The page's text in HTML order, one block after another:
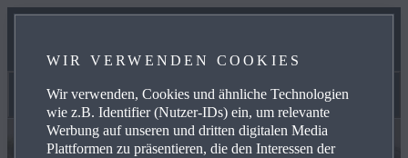
Lagerfahrzeuge
KONTAKT
WIR VERWENDEN COOKIES
Wir verwenden, Cookies und ähnliche Technologien
wie z.B. Identifier (Nutzer-IDs) ein, um relevante
Werbung auf unseren und dritten digitalen Media
Plattformen zu präsentieren, die den Interessen der